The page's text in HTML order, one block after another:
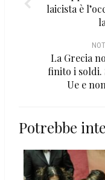
laicista è
La Grecia
finito i soldi.
Ue e
Potrebbe